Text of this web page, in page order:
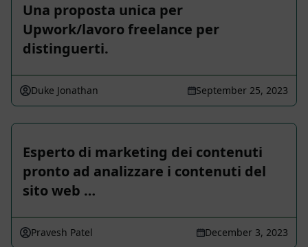
Una proposta unica per
Upwork/lavoro freelance per
distinguerti.
Duke Jonathan September 25, 2023
Esperto di marketing dei contenuti
pronto ad analizzare i contenuti del
sito web …
Pravesh Patel December 3, 2023